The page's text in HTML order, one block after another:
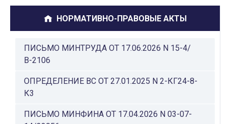
НОРМАТИВНО-ПРАВОВЫЕ АКТЫ
ПИСЬМО МИНТРУДА ОТ 17.06.2026 N 15-4/
В-2106
ОПРЕДЕЛЕНИЕ ВС ОТ 27.01.2025 N 2-КГ24-8-
К3
ПИСЬМО МИНФИНА ОТ 17.04.2026 N 03-07-